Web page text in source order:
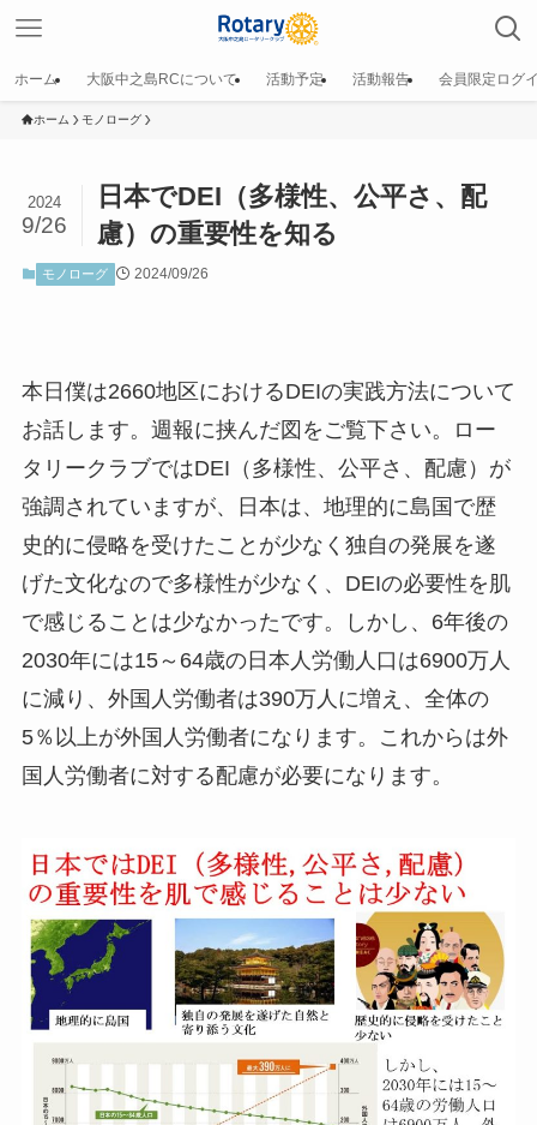
ホーム 大阪中之島RCについて 活動予定 活動報告 会員限定ログ
ホーム モノローグ
日本でDEI（多様性、公平さ、配
慮）の重要性を知る
2024
9/26
モノローグ 2024/09/26
本日僕は2660地区におけるDEIの実践方法について
お話します。週報に挟んだ図をご覧下さい。ロー
タリークラブではDEI（多様性、公平さ、配慮）が
強調されていますが、日本は、地理的に島国で歴
史的に侵略を受けたことが少なく独自の発展を遂
げた文化なので多様性が少なく、DEIの必要性を肌
で感じることは少なかったです。しかし、6年後の
2030年には15～64歳の日本人労働人口は6900万人
に減り、外国人労働者は390万人に増え、全体の
5％以上が外国人労働者になります。これからは外
国人労働者に対する配慮が必要になります。